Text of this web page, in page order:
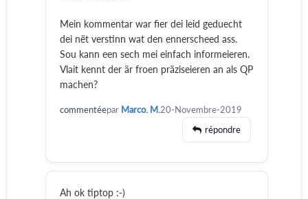
Mein kommentar war fier dei leid geduecht
dei nët verstinn wat den ennerscheed ass.
Sou kann een sech mei einfach informeieren.
Vlait kennt der är froen präziseieren an als QP
machen?
commentéepar Marco. M.20-Novembre-2019
répondre
Ah ok tiptop :-)